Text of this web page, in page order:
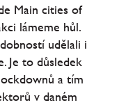
Main cities of
lámeme hůl.
udělali i
Je to důsledek
a tím
v daném